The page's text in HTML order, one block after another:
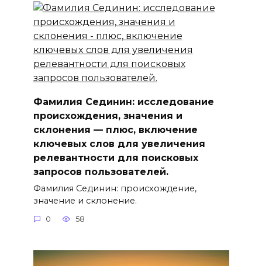
Фамилия Сединин: исследование
происхождения, значения и
склонения — плюс, включение
ключевыx слов для увеличения
релевантности для поисковых
запросов пользователей.
Фамилия Сединин: происхождение,
значение и склонение.
0 58